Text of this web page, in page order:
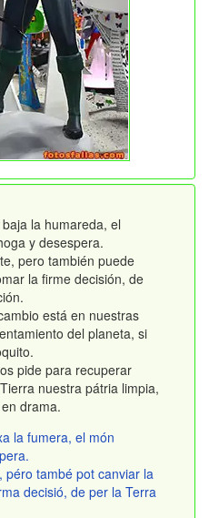
la humareda, el
y desespera.
pero también puede
la firme decisión, de
está en nuestras
del planeta, si
pide para recuperar
nuestra pátria limpia,
drama.
la fumera, el món
péro també pot canviar la
decisió, de per la Terra